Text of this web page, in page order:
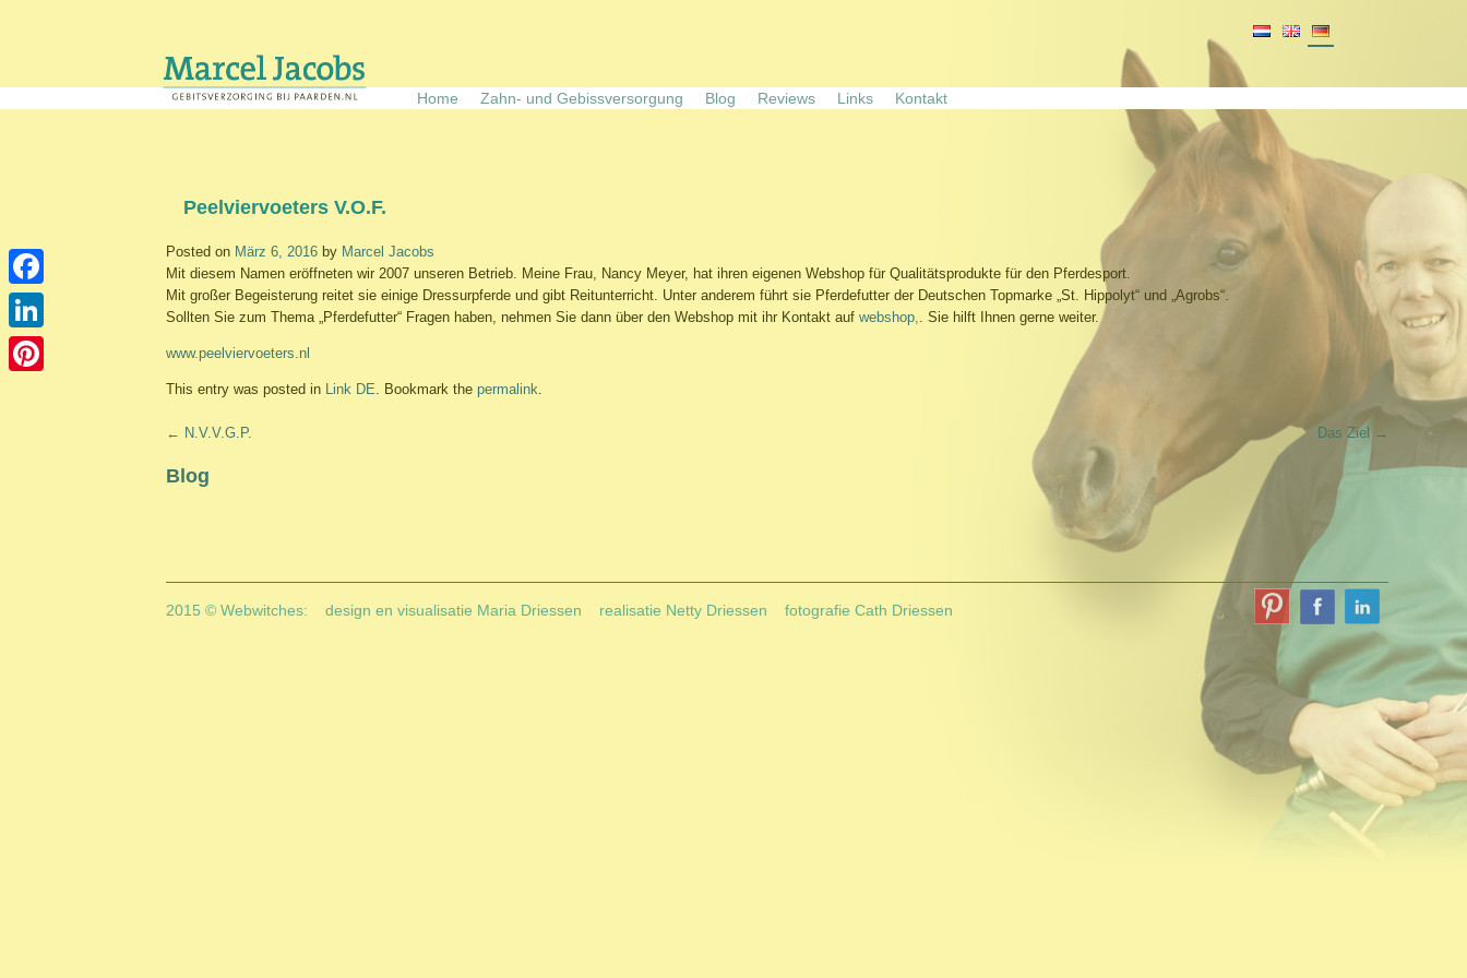
Skip
to
content
Home Zahn- und Gebissversorgung Blog Reviews Links Kontakt
Peelviervoeters V.O.F.
Posted on März 6, 2016 by Marcel Jacobs
Mit diesem Namen eröffneten wir 2007 unseren Betrieb. Meine Frau, Nancy Meyer, hat ihren eigenen Webshop für Qualitätsprodukte für den Pferdesport.
Mit großer Begeisterung reitet sie einige Dressurpferde und gibt Reitunterricht. Unter anderem führt sie Pferdefutter der Deutschen Topmarke „St. Hippolyt“ und „Agrobs“.
Sollten Sie zum Thema „Pferdefutter“ Fragen haben, nehmen Sie dann über den Webshop mit ihr Kontakt auf webshop,. Sie hilft Ihnen gerne weiter.
www.peelviervoeters.nl
This entry was posted in Link DE. Bookmark the permalink.
Post
← N.V.V.G.P. Das Ziel →
Blog
2015 © Webwitches: design en visualisatie Maria Driessen realisatie Netty Driessen fotografie Cath Driessen
Facebook
LinkedIn